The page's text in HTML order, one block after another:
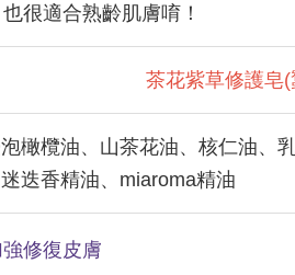
很適合熟齡肌膚唷！
茶花紫草修護皂(
橄欖油、山茶花油、核仁油、
迭香精油、miaroma精油
修復皮膚